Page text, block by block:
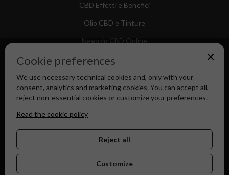
CBD Effetti e Benefici
Olio CBD e Tinture
Negozio CBD Online
×
Cookie preferences
We use necessary technical cookies and, only with your
consent, analytics and marketing cookies. You can accept all,
reject non-essential cookies or customize your preferences.
Read the cookie policy
Reject all
Customize
Canapa Market - Il tuo Shop di Fiducia dal 2018